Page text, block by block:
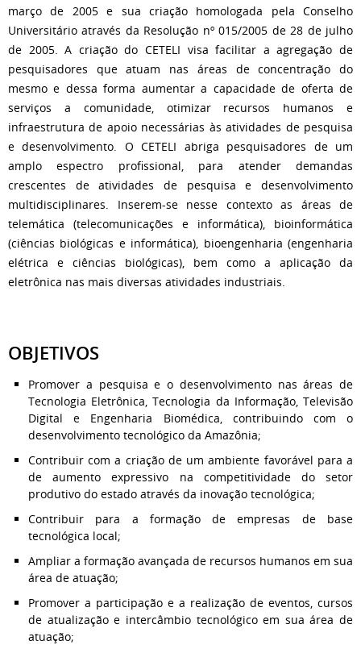
março de 2005 e sua criação homologada pela Conselho
Universitário através da Resolução nº 015/2005 de 28 de julho
de 2005. A criação do CETELI visa facilitar a agregação de
pesquisadores que atuam nas áreas de concentração do
mesmo e dessa forma aumentar a capacidade de oferta de
serviços a comunidade, otimizar recursos humanos e
infraestrutura de apoio necessárias às atividades de pesquisa
e desenvolvimento. O CETELI abriga pesquisadores de um
amplo espectro profissional, para atender demandas
crescentes de atividades de pesquisa e desenvolvimento
multidisciplinares. Inserem-se nesse contexto as áreas de
telemática (telecomunicações e informática), bioinformática
(ciências biológicas e informática), bioengenharia (engenharia
elétrica e ciências biológicas), bem como a aplicação da
eletrônica nas mais diversas atividades industriais.
OBJETIVOS
Promover a pesquisa e o desenvolvimento nas áreas de
Tecnologia Eletrônica, Tecnologia da Informação, Televisão
Digital e Engenharia Biomédica, contribuindo com o
desenvolvimento tecnológico da Amazônia;
Contribuir com a criação de um ambiente favorável para a
de aumento expressivo na competitividade do setor
produtivo do estado através da inovação tecnológica;
Contribuir para a formação de empresas de base
tecnológica local;
Ampliar a formação avançada de recursos humanos em sua
área de atuação;
Promover a participação e a realização de eventos, cursos
de atualização e intercâmbio tecnológico em sua área de
atuação;